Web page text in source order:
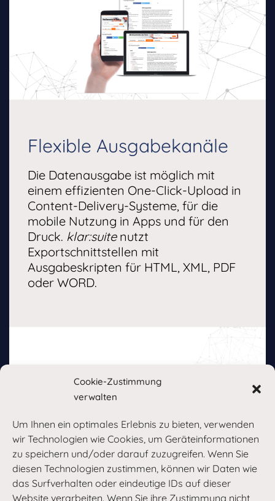
Cookie-Zustimmung
verwalten
Um Ihnen ein optimales Erlebnis zu bieten, verwenden
wir Technologien wie Cookies, um Geräteinformationen
zu speichern und/oder darauf zuzugreifen. Wenn Sie
diesen Technologien zustimmen, können wir Daten wie
das Surfverhalten oder eindeutige IDs auf dieser
Website verarbeiten. Wenn Sie ihre Zustimmung nicht
Flexible Ausgabekanäle
Die Datenausgabe ist möglich mit
einem effizienten One-Click-Upload in
Content-Delivery-Systeme, für die
mobile Nutzung in Apps und für den
Druck. klar:suitenutzt
Exportschnittstellen mit
Ausgabeskripten für HTML, XML, PDF
oder WORD.
Wollen Sie mehr erfahren?
Gern stellen wir Ihnen unsereklar:suiteals
(C)CMS in einer persönlichen Demo vor.
mehr erfahren